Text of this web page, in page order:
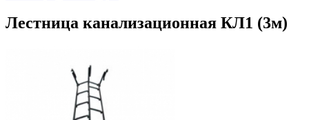
Лестница канализационная КЛ1 (3м)